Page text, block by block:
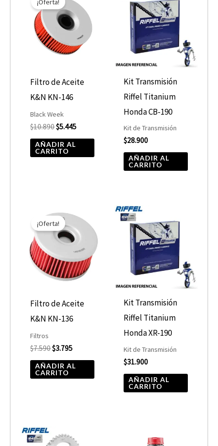
Filtro de Aceite
K&N KN-146
Black Week
$10.890
original
era:
$10.890.
$5.445
actual
es:
$5.445.
AÑADIR AL
CARRITO
Kit Transmisión
Riffel Titanium
Honda CB-190
Kit de Transmisión
$28.900
AÑADIR AL
CARRITO
¡Oferta!
Filtro de Aceite
K&N KN-136
Filtros
$7.590
precio
original
era:
$7.590.
$3.795
precio
actual
es:
$3.795.
AÑADIR AL
CARRITO
Kit Transmisión
Riffel Titanium
Honda XR-190
Kit de Transmisión
$31.900
AÑADIR AL
CARRITO